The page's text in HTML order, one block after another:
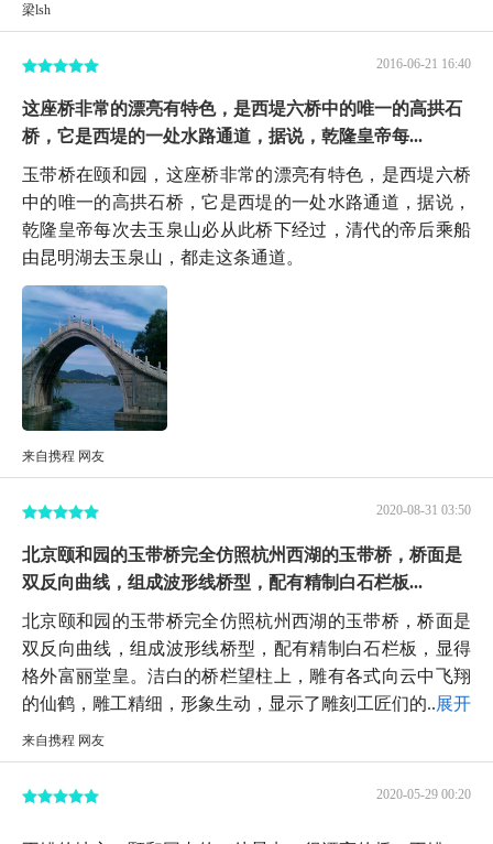
梁lsh
2016-06-21 16:40
这座桥非常的漂亮有特色，是西堤六桥中的唯一的高拱石
桥，它是西堤的一处水路通道，据说，乾隆皇帝每...
玉带桥在颐和园，这座桥非常的漂亮有特色，是西堤六桥
中的唯一的高拱石桥，它是西堤的一处水路通道，据说，
乾隆皇帝每次去玉泉山必从此桥下经过，清代的帝后乘船
由昆明湖去玉泉山，都走这条通道。
来自携程 网友
2020-08-31 03:50
北京颐和园的玉带桥完全仿照杭州西湖的玉带桥，桥面是
双反向曲线，组成波形线桥型，配有精制白石栏板...
北京颐和园的玉带桥完全仿照杭州西湖的玉带桥，桥面是
双反向曲线，组成波形线桥型，配有精制白石栏板，显得
格外富丽堂皇。洁白的桥栏望柱上，雕有各式向云中飞翔
的仙鹤，雕工精细，形象生动，显示了雕刻工匠们的...展开
来自携程 网友
2020-05-29 00:20